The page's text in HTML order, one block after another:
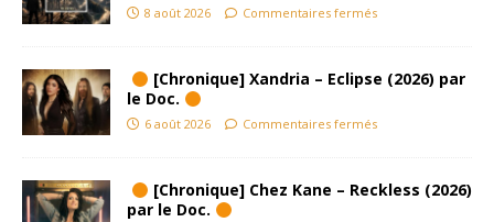
8 août 2026 Commentaires fermés
[Chronique] Xandria – Eclipse (2026) par
le Doc.
6 août 2026 Commentaires fermés
[Chronique] Chez Kane – Reckless (2026)
par le Doc.